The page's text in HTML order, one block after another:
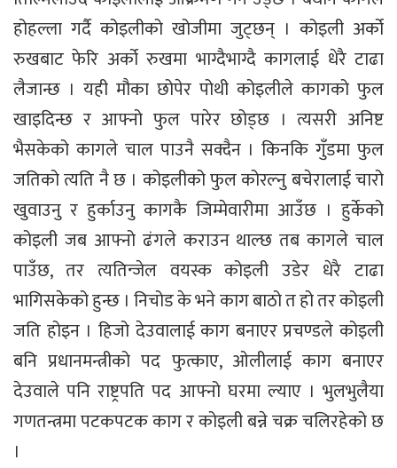
होहल्ला गर्दै कोइलीको खोजीमा जुट्छन् । कोइली अर्को
रुखबाट फेरि अर्को रुखमा भाग्दैभाग्दै कागलाई धेरै टाढा
लैजान्छ । यही मौका छोपेर पोथी कोइलीले कागको फुल
खाइदिन्छ र आफ्नो फुल पारेर छोड्छ । त्यसरी अनिष्ट
भैसकेको कागले चाल पाउनै सक्दैन । किनकि गुँडमा फुल
जतिको त्यति नै छ । कोइलीको फुल कोरल्नु बचेरालाई चारो
खुवाउनु र हुर्काउनु कागकै जिम्मेवारीमा आउँछ । हुर्केको
कोइली जब आफ्नो ढंगले कराउन थाल्छ तब कागले चाल
पाउँछ, तर त्यतिन्जेल वयस्क कोइली उडेर धेरै टाढा
भागिसकेको हुन्छ । निचोड के भने काग बाठो त हो तर कोइली
जति होइन । हिजो देउवालाई काग बनाएर प्रचण्डले कोइली
बनि प्रधानमन्त्रीको पद फुत्काए, ओलीलाई काग बनाएर
देउवाले पनि राष्ट्रपति पद आफ्नो घरमा ल्याए । भुलभुलैया
गणतन्त्रमा पटकपटक काग र कोइली बन्ने चक्र चलिरहेको छ
।